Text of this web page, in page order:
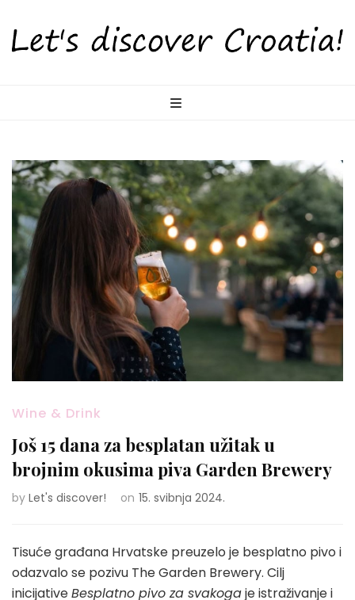
Wine & Drink
Još 15 dana za besplatan užitak u
brojnim okusima piva Garden Brewery
by Let's discover! on 15. svibnja 2024.
Tisuće građana Hrvatske preuzelo je besplatno pivo i
odazvalo se pozivu The Garden Brewery. Cilj
inicijativeBesplatno pivo za svakogaje istraživanje i